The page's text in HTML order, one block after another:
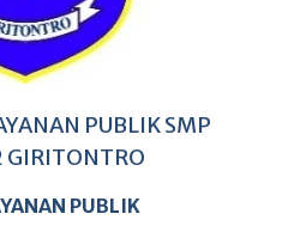
PUBLIK SMP
GIRITONTRO
PUBLIK